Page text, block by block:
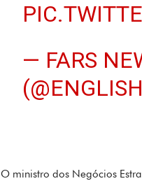
— FARS
O ministro dos Negócios